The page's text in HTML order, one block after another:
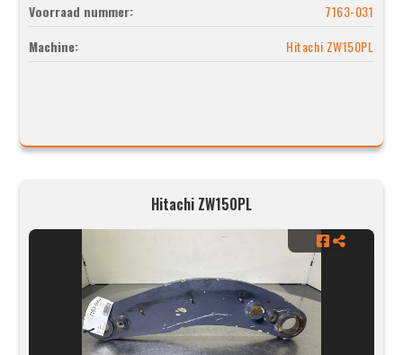
Voorraad nummer:
7163-031
Machine:
Hitachi ZW150PL
Hitachi ZW150PL